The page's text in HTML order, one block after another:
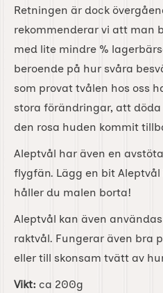
Retningen är dock
rekommenderar vi att man
med lite mindre %
beroende på hur svåra
som provat tvålen hos oss
stora förändringar, att
den rosa huden kommit
Aleptvål har även en
flygfän. Lägg en bit
håller du malen borta!
Aleptvål kan även
raktvål. Fungerar även bra
eller till skonsam tvätt av
Vikt: ca 200g